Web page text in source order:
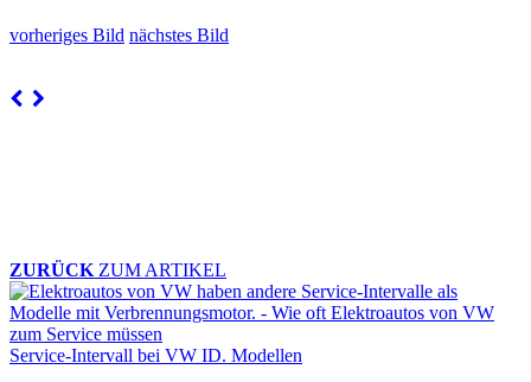
vorheriges Bild nächstes Bild
ZURÜCK ZUM ARTIKEL
Service-Intervall bei VW ID. Modellen